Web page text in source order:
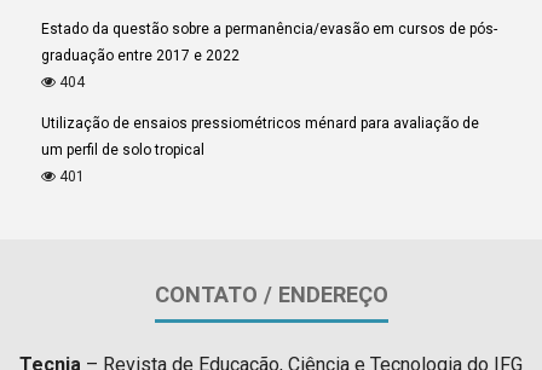
Estado da questão sobre a permanência/evasão em cursos de pós-
graduação entre 2017 e 2022
404
Utilização de ensaios pressiométricos ménard para avaliação de
um perfil de solo tropical
401
CONTATO / ENDEREÇO
Tecnia – Revista de Educação, Ciência e Tecnologia do IFG